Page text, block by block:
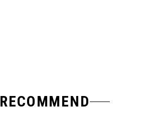
RECOMMEND